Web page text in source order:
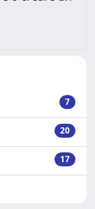
7
20
17